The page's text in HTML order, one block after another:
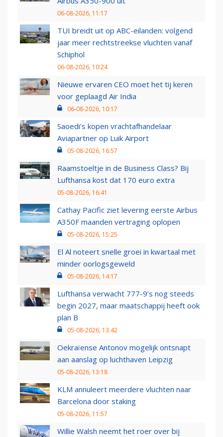
06-08-2026, 11:17
TUI breidt uit op ABC-eilanden: volgend
jaar meer rechtstreekse vluchten vanaf
Schiphol
06-08-2026, 10:24
Nieuwe ervaren CEO moet het tij keren
voor geplaagd Air India
06-08-2026, 10:17
Saoedi’s kopen vrachtafhandelaar
Aviapartner op Luik Airport
05-08-2026, 16:57
Raamstoeltje in de Business Class? Bij
Lufthansa kost dat 170 euro extra
05-08-2026, 16:41
Cathay Pacific ziet levering eerste Airbus
A350F maanden vertraging oplopen
05-08-2026, 15:25
El Al noteert snelle groei in kwartaal met
minder oorlogsgeweld
05-08-2026, 14:17
Lufthansa verwacht 777-9’s nog steeds
begin 2027, maar maatschappij heeft ook
plan B
05-08-2026, 13:42
Oekraïense Antonov mogelijk ontsnapt
aan aanslag op luchthaven Leipzig
05-08-2026, 13:18
KLM annuleert meerdere vluchten naar
Barcelona door staking
05-08-2026, 11:57
Willie Walsh neemt het roer over bij